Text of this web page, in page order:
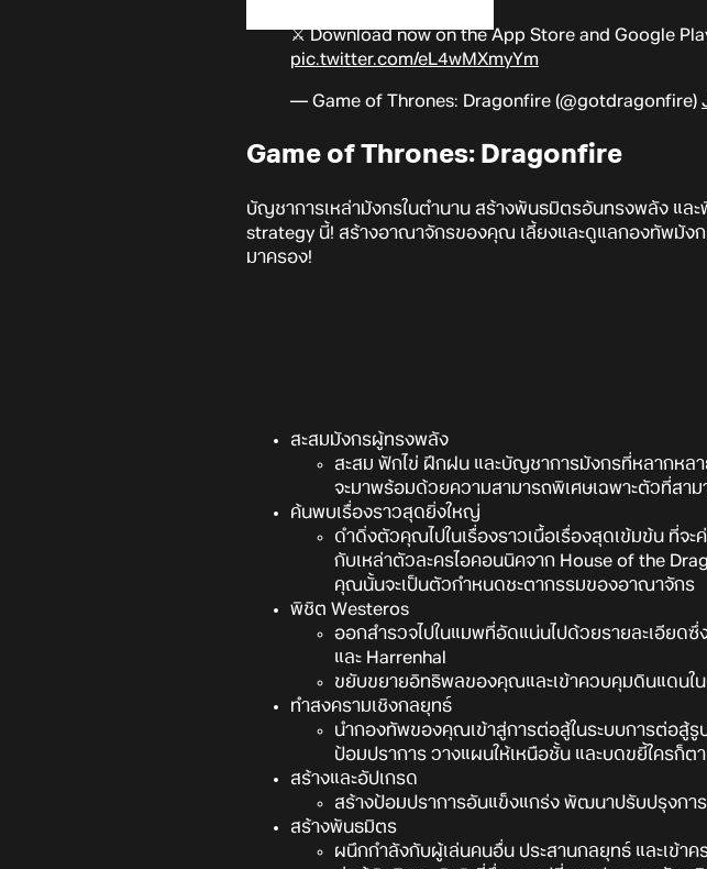
⚔️ Download now on the App Store and Google
pic.twitter.com/eL4wMXmyYm
— Game of Thrones: Dragonfire (@gotdragonfire)
Game of Thrones: Dragonfire
บัญชาการเหล่ามังกรในตำนาน สร้างพันธมิตรอันทรงพลัง แล
strategy นี้! สร้างอาณาจักรของคุณ เลี้ยงและดูแลกองทัพมังก
มาครอง!
สะสมมังกรผู้ทรงพลัง
สะสม ฟักไข่ ฝึกฝน และบัญชาการมังกรที่หลากหลา
จะมาพร้อมด้วยความสามารถพิเศษเฉพาะตัวที่สา
ค้นพบเรื่องราวสุดยิ่งใหญ่
ดำดิ่งตัวคุณไปในเรื่องราวเนื้อเรื่องสุดเข้มข้น ที่จ
กับเหล่าตัวละครไอคอนนิคจาก House of the
คุณนั้นจะเป็นตัวกำหนดชะตากรรมของอาณาจักร
พิชิต Westeros
ออกสำรวจไปในแมพที่อัดแน่นไปด้วยรายละเอียด
และ Harrenhal
ขยับขยายอิทธิพลของคุณและเข้าควบคุมดินแดนใ
ทำสงครามเชิงกลยุทธ์
นำกองทัพของคุณเข้าสู่การต่อสู้ในระบบการต่อสู้รู
ป้อมปราการ วางแผนให้เหนือชั้น และบดขยี้ใครก็
สร้างและอัปเกรด
สร้างป้อมปราการอันแข็งแกร่ง พัฒนาปรับปรุงก
สร้างพันธมิตร
ผนึกกำลังกับผู้เล่นคนอื่น ประสานกลยุทธ์ และเข้า